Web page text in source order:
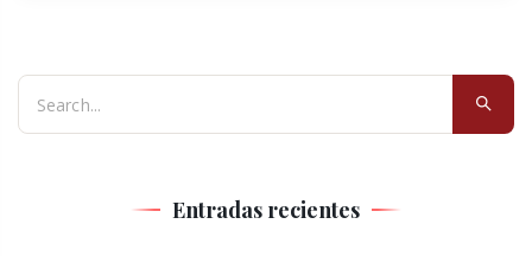
Entradas recientes